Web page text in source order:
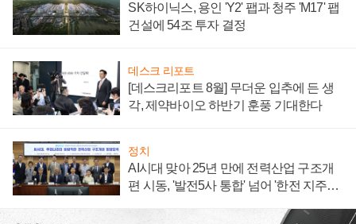
SK하이닉스, 용인 'Y2' 팹과 청주 'M17' 팹
건설에 54조 투자 결정
데스크 리포트
[데스크리포트 8월] 무더운 입추에 든 생
각, 제약바이오 하반기 훈풍 기대한다
정치
AI시대 맞아 25년 만에 전력산업 구조개
편 시동, '발전5사 통합' 넘어 '한전 지주사'